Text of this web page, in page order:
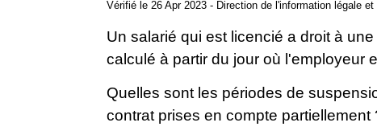
Vérifié le 26 Apr 2023 - Direction de l'information légale
Un salarié qui est licencié a droit à
calculé à partir du jour où l'employeur
Quelles sont les périodes de
contrat prises en compte